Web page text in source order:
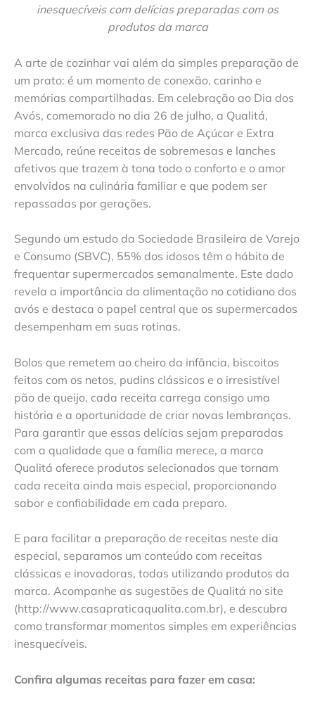
inesquecíveis com delícias preparadas com os
produtos da marca
A arte de cozinhar vai além da simples preparação de
um prato: é um momento de conexão, carinho e
memórias compartilhadas. Em celebração ao Dia dos
Avós, comemorado no dia 26 de julho, a Qualitá,
marca exclusiva das redes Pão de Açúcar e Extra
Mercado, reúne receitas de sobremesas e lanches
afetivos que trazem à tona todo o conforto e o amor
envolvidos na culinária familiar e que podem ser
repassadas por gerações.
Segundo um estudo da Sociedade Brasileira de Varejo
e Consumo (SBVC), 55% dos idosos têm o hábito de
frequentar supermercados semanalmente. Este dado
revela a importância da alimentação no cotidiano dos
avós e destaca o papel central que os supermercados
desempenham em suas rotinas.
Bolos que remetem ao cheiro da infância, biscoitos
feitos com os netos, pudins clássicos e o irresistível
pão de queijo, cada receita carrega consigo uma
história e a oportunidade de criar novas lembranças.
Para garantir que essas delícias sejam preparadas
com a qualidade que a família merece, a marca
Qualitá oferece produtos selecionados que tornam
cada receita ainda mais especial, proporcionando
sabor e confiabilidade em cada preparo.
E para facilitar a preparação de receitas neste dia
especial, separamos um conteúdo com receitas
clássicas e inovadoras, todas utilizando produtos da
marca. Acompanhe as sugestões de Qualitá no site
(http://www.casapraticaqualita.com.br), e descubra
como transformar momentos simples em experiências
inesquecíveis.
Confira algumas receitas para fazer em casa: